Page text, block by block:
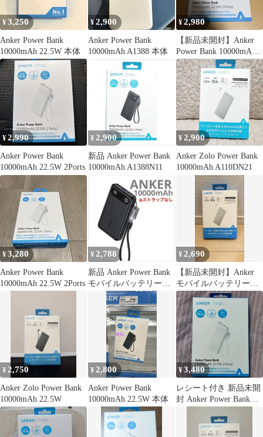
¥3,250
Anker Power Bank
10000mAh 22.5W 本体
¥2,900
Anker Power Bank
10000mAh A1388 本体
¥2,980
【新品未開封】Anker
Power Bank 10000mAh
黒
¥2,990
Anker Power Bank
10000mAh 22.5W 2Ports
¥ 2,900
新品 Anker Power Bank
10000mAh A1388N11
¥2,900
Anker Zolo Power Bank
10000mAh A110DN21
¥3,280
Anker Power Bank
10000mAh 22.5W 2Ports
¥ 2,788
新品 Anker Power Bank
モバイルバッテリー
10000mAh
¥ 2,690
【新品未開封】Anker
モバイルバッテリー
10000mAh 白
¥ 2,750
Anker Zolo Power Bank
10000mAh 22.5W
¥ 2,800
Anker Power Bank
10000mAh 22.5W 本体
¥3,480
レシート付き 新品未開
封 Anker Power Bank